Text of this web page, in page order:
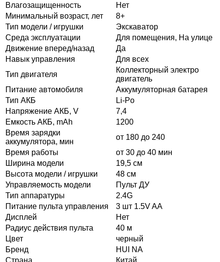
Влагозащищенность
Нет
Минимальный возраст, лет
8+
Тип модели / игрушки
Экскаватор
Среда эксплуатации
Для помещения, На улице
Движение вперед/назад
Да
Навык управления
Для всех
Тип двигателя
Коллекторный электро
двигатель
Питание автомобиля
Аккумуляторная батарея
Тип АКБ
Li-Po
Напряжение АКБ, V
7,4
Емкость АКБ, mAh
1200
Время зарядки
аккумулятора, мин
от 180 до 240
Время работы
от 30 до 40 мин
Ширина модели
19,5 см
Высота модели / игрушки
48 см
Управляемость модели
Пульт ДУ
Тип аппаратуры
2.4G
Питание пульта управления
3 шт 1.5V AA
Дисплей
Нет
Радиус действия пульта
40 м
Цвет
черный
Бренд
HUI NA
Страна
Китай